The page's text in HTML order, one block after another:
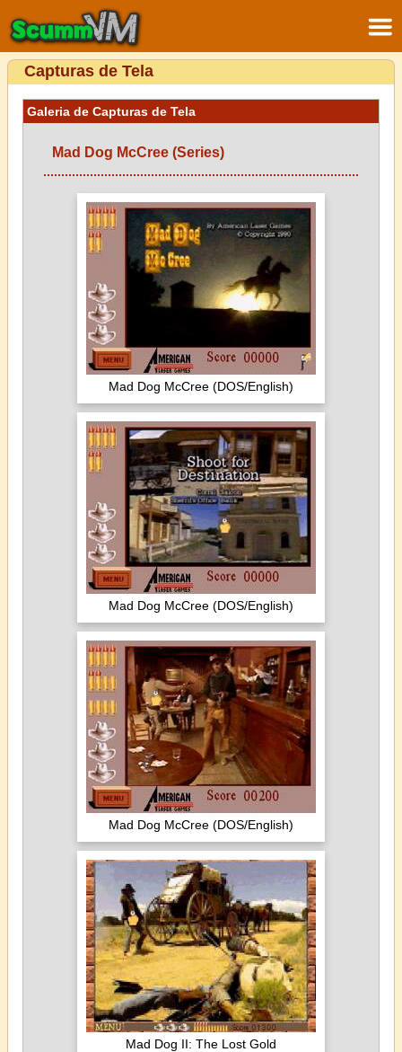
Capturas de Tela
Galeria de Capturas de Tela
Mad Dog McCree (Series)
Mad Dog McCree (DOS/English)
Mad Dog McCree (DOS/English)
Mad Dog McCree (DOS/English)
Mad Dog II: The Lost Gold